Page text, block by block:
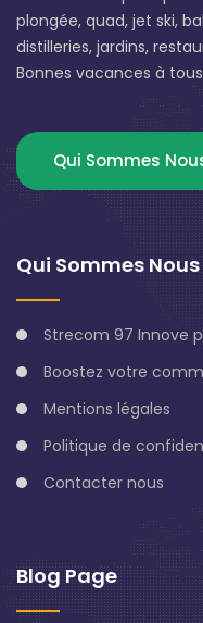
plongée, quad, jet ski,
distilleries, jardins,
Bonnes vacances à
Qui Sommes
Qui Sommes Nous
Strecom 97 Innove
Boostez votre
Mentions légales
Politique de
Contacter nous
Blog Page